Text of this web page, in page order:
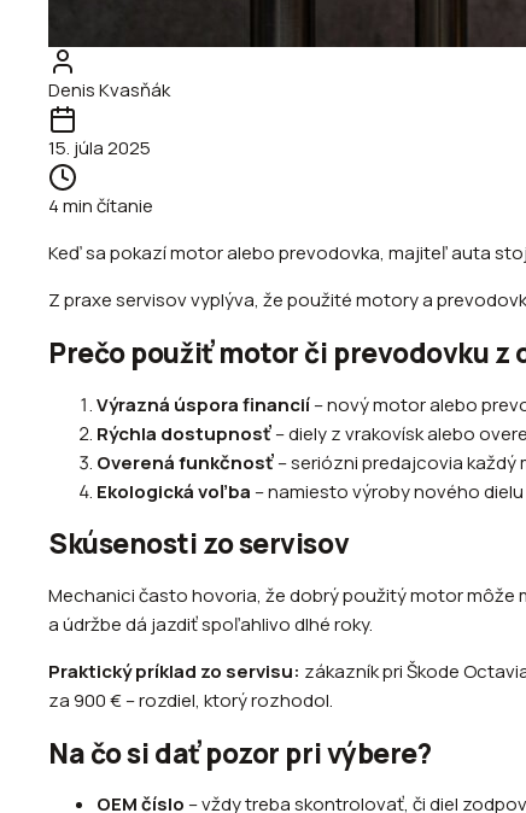
Denis Kvasňák
15. júla 2025
4min čítanie
Keď sa pokazí motor alebo prevodovka, majiteľ auta
Z praxe servisov vyplýva, že použité motory a
Prečo použiť motor či prevodovku z
Výrazná úspora financií– nový motor alebo
Rýchla dostupnosť– diely z vrakovísk alebo
Overená funkčnosť– seriózni predajcovia
Ekologická voľba – namiesto výroby nového
Skúsenosti zo servisov
Mechanici často hovoria, že dobrý použitý motor môže
a údržbe dá jazdiť spoľahlivo dlhé roky.
Praktický príklad zo servisu: zákazník pri Škode
za 900 € – rozdiel, ktorý rozhodol.
Na čo si dať pozor pri výbere?
OEM číslo – vždy treba skontrolovať, či diel